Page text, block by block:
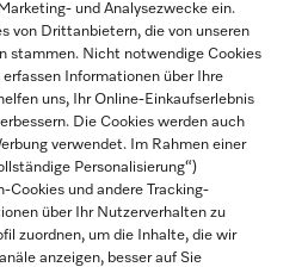
MwSt.; Lieferung stets ohne
und Analysezwecke ein.
von Drittanbietern, die von unseren
stammen. Nicht notwendige Cookies
Informationen über Ihre
uns, Ihr Online-Einkaufserlebnis
Die Cookies werden auch
verwendet. Im Rahmen einer
Personalisierung“)
Cookies und andere Tracking-
über Ihr Nutzerverhalten zu
zuordnen, um die Inhalte, die wir
anzeigen, besser auf Sie